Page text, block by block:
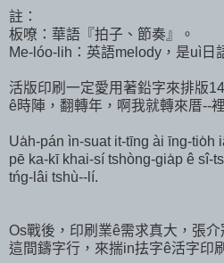
註：
板嘹：華語『拍子、節奏』。
Me-lóo-lih：英語melody，是uì日
活版印刷一定愛用著鉛字來排版
ê時陣，翻轉年，啊我就轉來厝--
Ua̍h-pán ìn-suat it-tīng ài īng-tio̍h
pē ka-kī khai-sí tshòng-gia̍p ê sî-
tńg-lâi tshù--lí.
Os戰後，印刷業ê需求真大，張
這間鑄字行，來揣in抾字ê活字印